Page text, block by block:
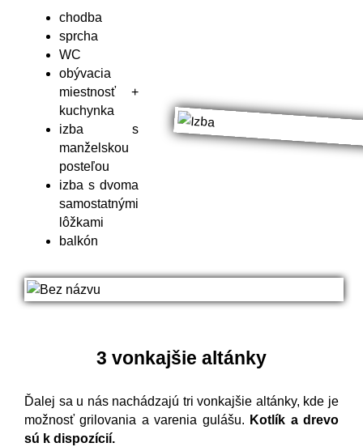
chodba
sprcha
WC
obývacia
miestnosť +
kuchynka
izba s
manželskou
posteľou
izba s dvoma
samostatnými
lôžkami
balkón
3 vonkajšie altánky
Ďalej sa u nás nachádzajú tri vonkajšie altánky, kde je
možnosť grilovania a varenia gulášu. Kotlík a drevo
sú k dispozícií.